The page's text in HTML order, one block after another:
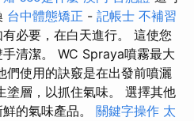
台中體態矯正 - 記帳士 不補習
必要，在白天進行。 這使您
清潔。 WC Spraya噴霧最大
們使用的訣竅是在出發前噴灑
塗層，以抓住氣味。 選擇其他
的氣味產品。 關鍵字操作 太